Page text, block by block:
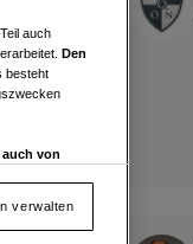
auch
Den
besteht
von
verwalten